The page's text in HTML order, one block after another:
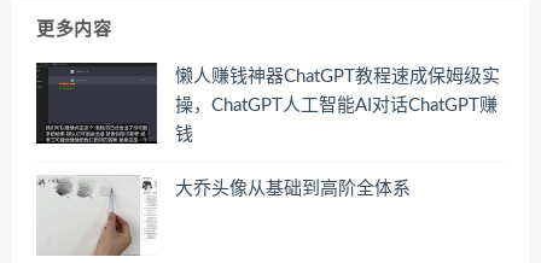
更多内容
懒人赚钱神器ChatGPT教程速成保姆级实
操，ChatGPT人工智能AI对话ChatGPT赚
钱
大乔头像从基础到高阶全体系